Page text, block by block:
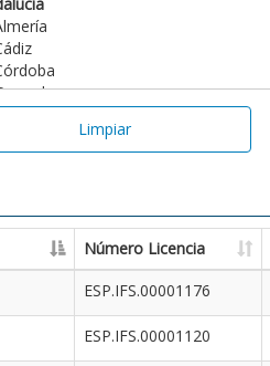
Limpiar
Número Licencia
ESP.IFS.00001176
ESP.IFS.00001120